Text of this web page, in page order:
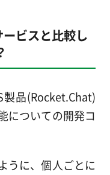
ビスと比較し
品(Rocket.Chat)
についての開発コ
うに、個人ごとに